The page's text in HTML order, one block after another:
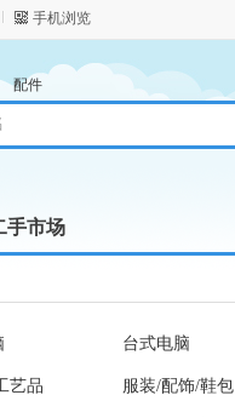
手机浏览
配件
手市场
台式电脑
艺品 服装/配饰/鞋包